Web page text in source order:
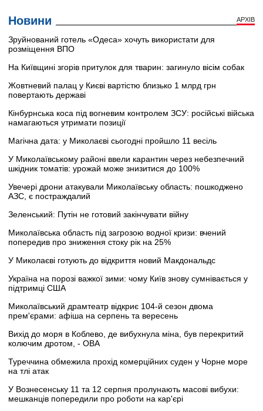
Новини АРХІВ
Зруйнований готель «Одеса» хочуть використати для
розміщення ВПО
На Київщині згорів притулок для тварин: загинуло вісім собак
Жовтневий палац у Києві вартістю близько 1 млрд грн
повертають державі
Кінбурнська коса під вогневим контролем ЗСУ: російські війська
намагаються утримати позиції
Магічна дата: у Миколаєві сьогодні пройшло 11 весіль
У Миколаївському районі ввели карантин через небезпечний
шкідник томатів: урожай може знизитися до 100%
Увечері дрони атакували Миколаївську область: пошкоджено
АЗС, є постраждалий
Зеленський: Путін не готовий закінчувати війну
Миколаївська область під загрозою водної кризи: вчений
попередив про зниження стоку рік на 25%
У Миколаєві готують до відкриття новий Макдональдс
Україна на порозі важкої зими: чому Київ знову сумнівається у
підтримці США
Миколаївський драмтеатр відкриє 104-й сезон двома
прем'єрами: афіша на серпень та вересень
Вихід до моря в Коблево, де вибухнула міна, був перекритий
колючим дротом, - ОВА
Туреччина обмежила прохід комерційних суден у Чорне море
на тлі атак
У Вознесенську 11 та 12 серпня пролунають масові вибухи:
мешканців попередили про роботи на кар'єрі